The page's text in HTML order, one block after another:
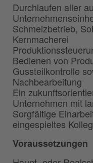
Durchlaufen aller
Schmelzbetrieb,
Kernmacherei
Bedienen von
Gussteilkontrolle
Nachbearbeitung
Ein
Unternehmen mit
Sorgfältige
eingespieltes
Voraussetzungen